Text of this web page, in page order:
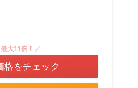
大11倍！／
格をチェック